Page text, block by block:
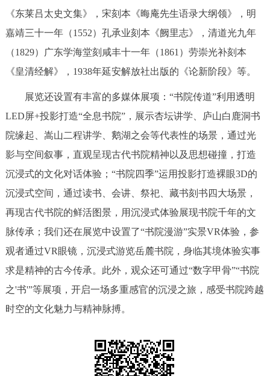
《东莱吕太史文集》，宋刻本《晦庵先生语录大纲领》，明
嘉靖三十一年（1552）孔承业刻本《阙里志》，清道光九年
（1829）广东学海堂刻咸丰十一年（1861）劳崇光补刻本
《皇清经解》，1938年延安解放社出版的《论新阶段》等。
展览还设置有丰富的多媒体展项：“书院传道”利用透明
LED屏+投影打造“全息书院”，展示杏坛讲学、庐山白鹿洞书
院缘起、嵩山二程讲学、鹅湖之会等代表性的场景，通过光
影与空间叙事，直观呈现古代书院精神以及思想碰撞，打造
沉浸式的文化对话体验；“书院四季”运用投影打造裸眼3D的
沉浸式空间，通过读书、会讲、祭祀、藏书刻书四大场景，
再现古代书院的鲜活图景，用沉浸式体验展现书院千年的文
脉传承；我们还在展览中设置了“书院漫游”实景VR体验，参
观者通过VR眼镜，沉浸式游览岳麓书院，身临其境体验实事
求是精神的古今传承。此外，观众还可通过“数字甲骨”“书院
之'书'”等展项，开启一场多重感官的沉浸之旅，感受书院跨越
时空的文化魅力与精神脉搏。